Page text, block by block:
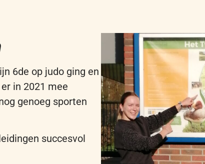
6de op judo ging en
er in 2021 mee
genoeg sporten
succesvol